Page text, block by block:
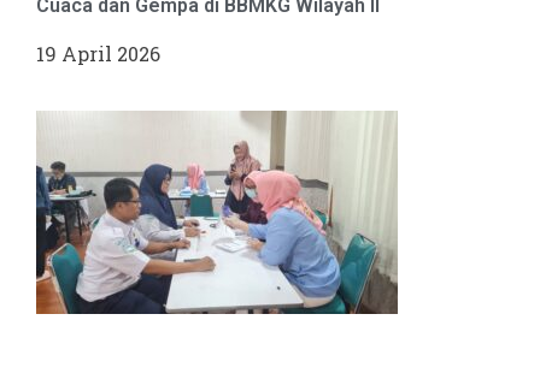
Cuaca dan Gempa di BBMKG Wilayah II
19 April 2026